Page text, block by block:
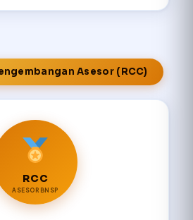
Asesor (RCC)
RCC
ASESOR BNSP